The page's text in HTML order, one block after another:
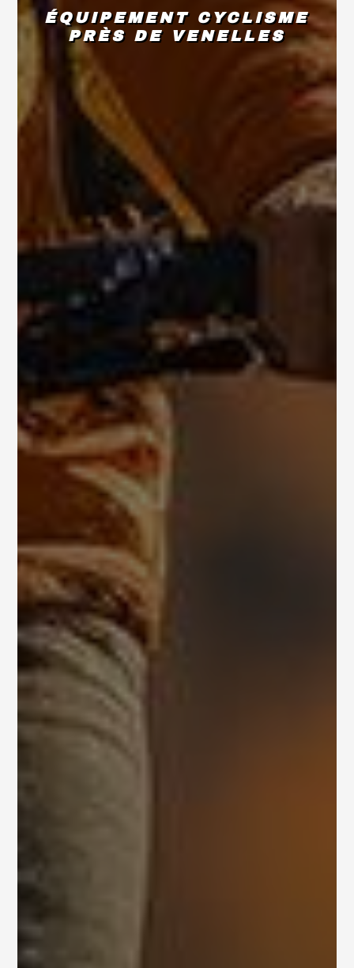
ÉQUIPEMENT CYCLISME
PRÈS DE VENELLES